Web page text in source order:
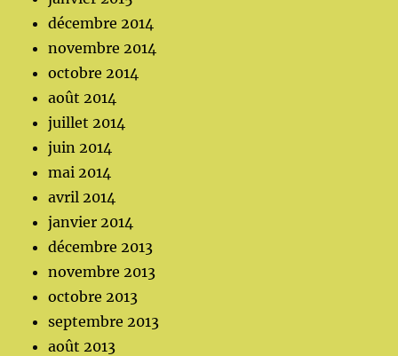
décembre 2014
novembre 2014
octobre 2014
août 2014
juillet 2014
juin 2014
mai 2014
avril 2014
janvier 2014
décembre 2013
novembre 2013
octobre 2013
septembre 2013
août 2013